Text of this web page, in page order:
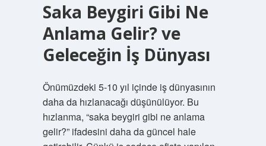
Saka Beygiri Gibi Ne
Anlama Gelir? ve
Geleceğin İş Dünyası
Önümüzdeki 5-10 yıl içinde iş dünyasının
daha da hızlanacağı düşünülüyor. Bu
hızlanma, “saka beygiri gibi ne anlama
gelir?” ifadesini daha da güncel hale